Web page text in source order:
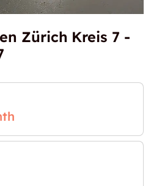
Zürich Kreis 7 -